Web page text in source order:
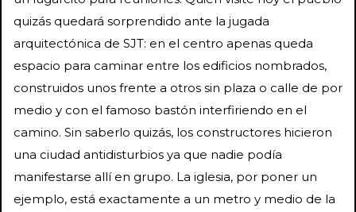
quizás quedará sorprendido ante la jugada
arquitectónica de SJT: en el centro apenas queda
espacio para caminar entre los edificios nombrados,
construidos unos frente a otros sin plaza o calle de por
medio y con el famoso bastón interfiriendo en el
camino. Sin saberlo quizás, los constructores hicieron
una ciudad antidisturbios ya que nadie podía
manifestarse allí en grupo. La iglesia, por poner un
ejemplo, está exactamente a un metro y medio de la